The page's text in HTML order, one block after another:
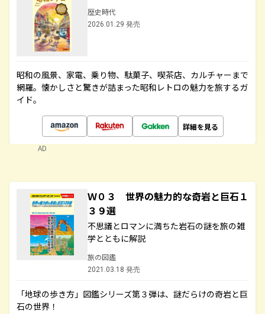
歴史時代
2026.01.29 発売
昭和の風景、家電、乗り物、駄菓子、喫茶店、カルチャーまで
網羅。懐かしさと驚きが詰まった昭和レトロの魅力を旅するガ
イド。
詳細を見る
AD
Ｗ０３ 世界の魅力的な奇岩と巨石１
３９選
不思議とロマンに満ちた岩石の謎を旅の雑
学とともに解説
旅の図鑑
2021.03.18 発売
「地球の歩き方」図鑑シリーズ第３弾は、謎だらけの奇岩と巨
石の世界！